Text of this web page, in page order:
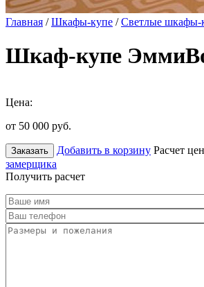
Главная /Шкафы-купе /Светлые шкафы-
Шкаф-купе
Цена:
от 50 000 руб.
Заказать Добавить в корзину Расчет
замерщика
Получить расчет